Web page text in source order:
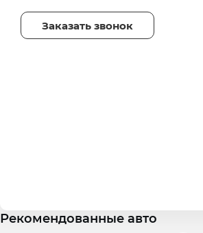
Заказать звонок
Рекомендованные авто